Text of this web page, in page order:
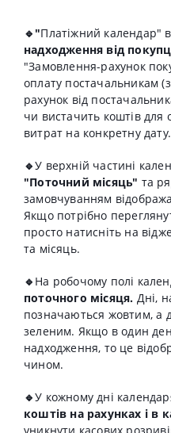
🔹"Платіжний календар"
надходження від
"Замовлення-рахунок
оплату постачальникам
рахунок від
чи вистачить коштів для
витрат на конкретну дату.
🔹У верхній частині
"Поточний місяць" та
замовчуванням
Якщо потрібно
просто натисніть на
та місяць.
🔹 На робочому полі
поточного місяця. Дні,
позначаються жовтим, а
зеленим. Якщо в один
надходження, то це
чином.
🔹У кожному дні
коштів на рахунках і в